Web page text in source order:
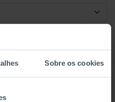
Sobre os cookies